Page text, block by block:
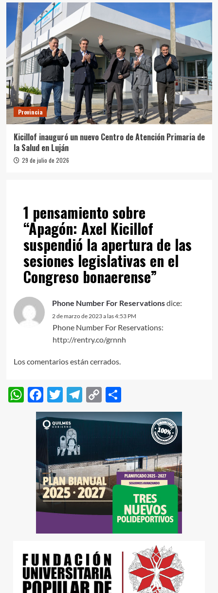
Provincia
Kicillof inauguró un nuevo Centro de Atención Primaria de
la Salud en Luján
29 de julio de 2026
1 pensamiento sobre
“Apagón: Axel Kicillof
suspendió la apertura de las
sesiones legislativas en el
Congreso bonaerense”
Phone Number For Reservationsdice:
2 de marzo de 2023 a las 4:53 PM
Phone Number For Reservations:
http://rentry.co/grnnh
Los comentarios están cerrados.
WhatsApp
Facebook
Twitter
Telegram
Copy
Link
Compartir